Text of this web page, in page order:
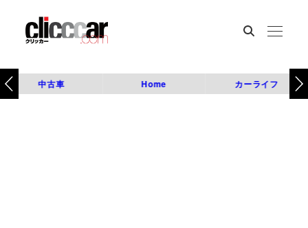
中古車 Home カーライフ